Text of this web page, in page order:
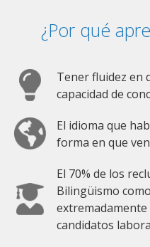
¿Por qué
Tener fluidez en
capacidad de
El idioma que
forma en que
El 70% de los
Bilingüismo
candidatos